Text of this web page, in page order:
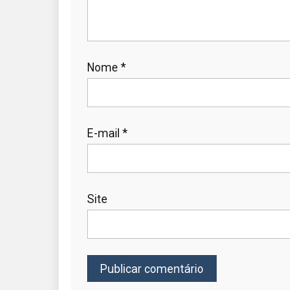
Nome *
E-mail *
Site